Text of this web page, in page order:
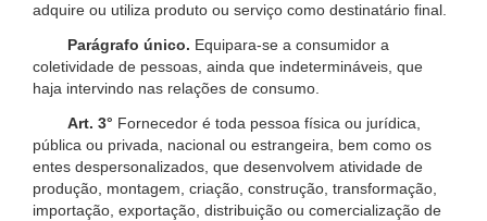
adquire ou utiliza produto ou serviço como destinatário final.
Parágrafo único. Equipara-se a consumidor a
coletividade de pessoas, ainda que indetermináveis, que
haja intervindo nas relações de consumo.
Art. 3° Fornecedor é toda pessoa física ou jurídica,
pública ou privada, nacional ou estrangeira, bem como os
entes despersonalizados, que desenvolvem atividade de
produção, montagem, criação, construção, transformação,
importação, exportação, distribuição ou comercialização de